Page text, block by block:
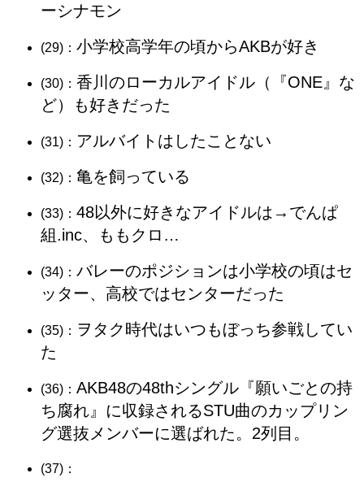
ーシナモン
(29)： 小学校高学年の頃からAKBが好き
(30)： 香川のローカルアイドル（『ONE』な
ど）も好きだった
(31)： アルバイトはしたことない
(32)： 亀を飼っている
(33)： 48以外に好きなアイドルは→でんぱ
組.inc、ももクロ…
(34)： バレーのポジションは小学校の頃はセ
ッター、高校ではセンターだった
(35)： ヲタク時代はいつもぼっち参戦してい
た
(36)： AKB48の48thシングル『願いごとの持
ち腐れ』に収録されるSTU曲のカップリン
グ選抜メンバーに選ばれた。2列目。
(37)：